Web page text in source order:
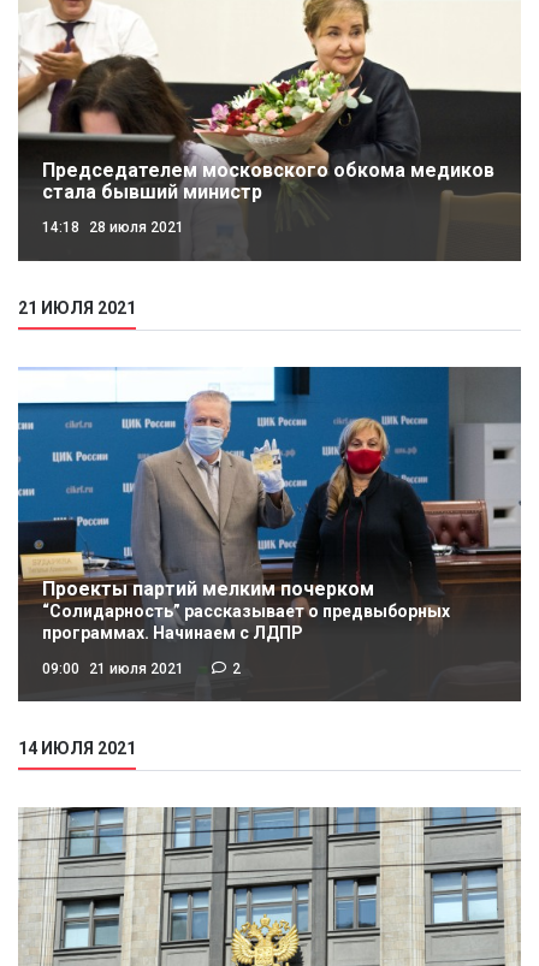
Председателем московского обкома медиков
стала бывший министр
14:18 28 июля 2021
21 ИЮЛЯ 2021
Проекты партий мелким почерком
“Солидарность” рассказывает о предвыборных
программах. Начинаем с ЛДПР
09:00 21 июля 2021 2
14 ИЮЛЯ 2021